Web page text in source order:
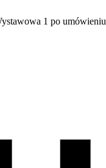
1 po umówieniu